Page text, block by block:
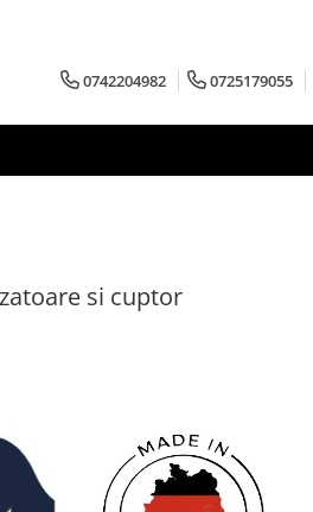
0742204982 0725179055
si cuptor